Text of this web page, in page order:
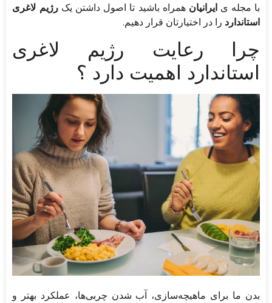
با مجله یایرانیان همراه باشید تا اصول داشتن یک رژیم لاغری
استاندارد را در اختیارتان قرار دهیم.
چرا رعایت رژیم لاغری
استاندارد اهمیت دارد ؟
بدن ما برای ماهیچه‌سازی، آب شدن چربی‌ها، عملکرد بهتر و